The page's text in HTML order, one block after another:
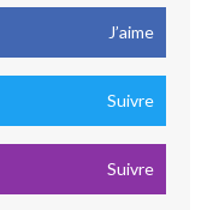
J’aime
Suivre
Suivre